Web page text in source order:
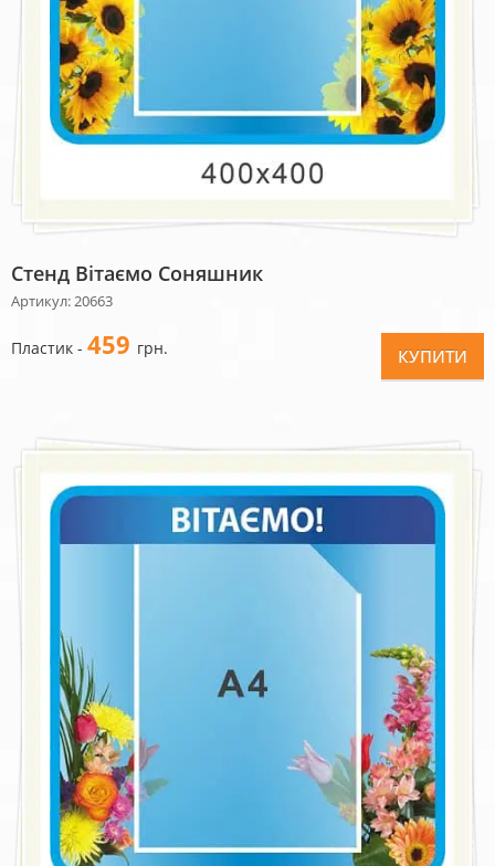
Стенд Вітаємо Соняшник
Артикул: 20663
Пластик - 459 грн. КУПИТИ